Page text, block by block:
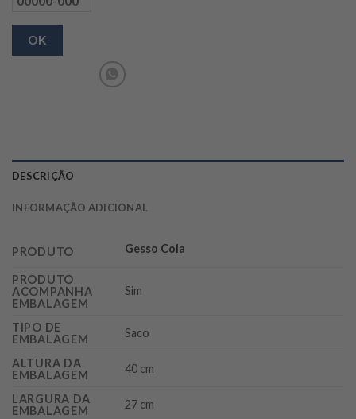
OK
DESCRIÇÃO
INFORMAÇÃO ADICIONAL
PRODUTO Gesso Cola
PRODUTO
ACOMPANHA
EMBALAGEM
Sim
TIPO DE
EMBALAGEM
Saco
ALTURA DA
EMBALAGEM
40 cm
LARGURA DA
EMBALAGEM
27 cm